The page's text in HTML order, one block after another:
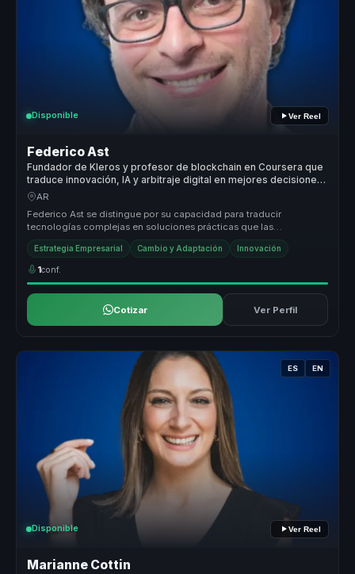
Disponible Ver Reel
Federico Ast
Fundador de Kleros y profesor de blockchain en Coursera que
traduce innovación, IA y arbitraje digital en mejores decisiones
para líderes.
AR
Federico Ast se distingue por su capacidad para traducir
tecnologías complejas en soluciones prácticas que las
organizaciones pueden impl...
Estrategia Empresarial Cambio y Adaptación Innovación
1conf.
Cotizar Ver Perfil
ES EN
Disponible Ver Reel
Marianne Cottin